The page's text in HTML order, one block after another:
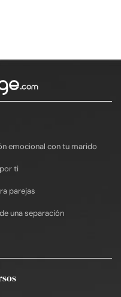
emocional con tu marido
ti
parejas
una separación